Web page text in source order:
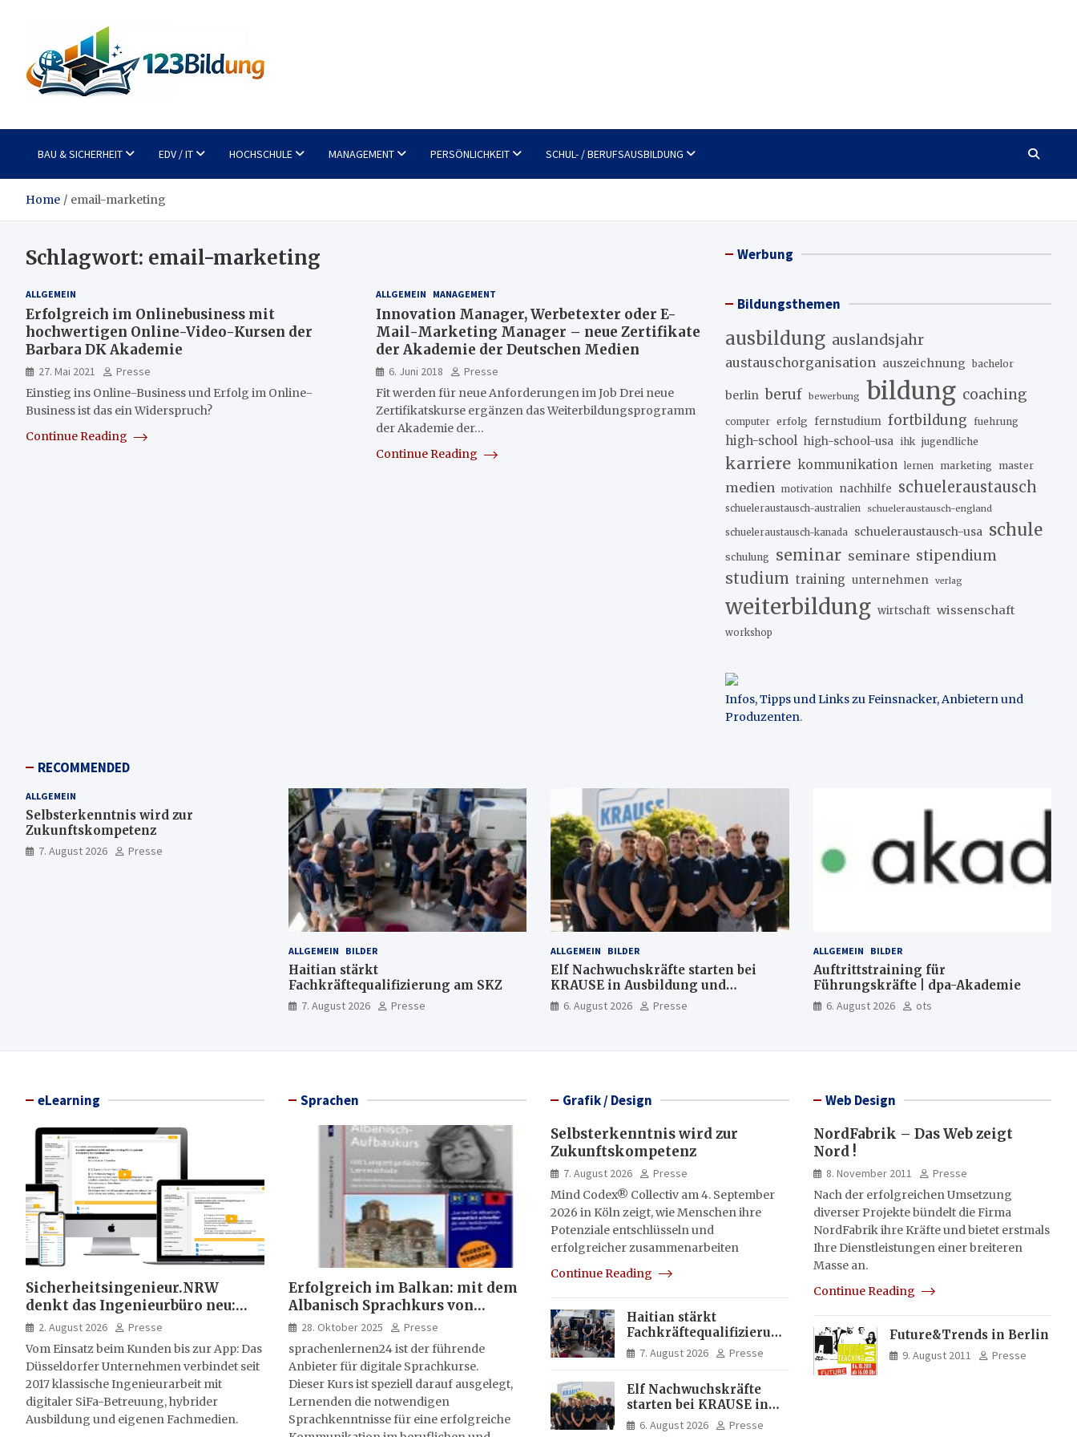
123Bildung
BAU & SICHERHEIT EDV / IT HOCHSCHULE MANAGEMENT PERSÖNLICHKEIT SCHUL- / BERUFSAUSBILDUNG
Home email-marketing
Schlagwort: email-marketing
ALLGEMEIN
Erfolgreich im Onlinebusiness mit
hochwertigen Online-Video-Kursen der
Barbara DK Akademie
27. Mai 2021
Presse
Einstieg ins Online-Business und Erfolg im Online-
Business ist das ein Widerspruch?
Continue Reading
ALLGEMEIN MANAGEMENT
Innovation Manager, Werbetexter oder E-
Mail-Marketing Manager – neue Zertifikate
der Akademie der Deutschen Medien
6. Juni 2018
Presse
Fit werden für neue Anforderungen im Job Drei neue
Zertifikatskurse ergänzen das Weiterbildungsprogramm
der Akademie der…
Continue Reading
Werbung
Bildungsthemen
ausbildung auslandsjahr
austauschorganisation auszeichnung bachelor
berlin beruf bewerbung bildung coaching
computer erfolg fernstudium fortbildung fuehrung
high-school high-school-usa ihk jugendliche
karriere kommunikation lernen marketing master
medien motivation nachhilfe schueleraustausch
schueleraustausch-australien schueleraustausch-england
schueleraustausch-kanada schueleraustausch-usa schule
schulung seminar seminare stipendium
studium training unternehmen verlag
weiterbildung wirtschaft wissenschaft
workshop
Infos, Tipps und Links zu Feinsnacker, Anbietern und
Produzenten.
RECOMMENDED
ALLGEMEIN
Selbsterkenntnis wird zur
Zukunftskompetenz
7. August 2026 Presse
ALLGEMEIN BILDER
Haitian stärkt
Fachkräftequalifizierung am SKZ
7. August 2026 Presse
ALLGEMEIN BILDER
Elf Nachwuchskräfte starten bei
KRAUSE in Ausbildung und
Jahrespraktikum
6. August 2026 Presse
ALLGEMEIN BILDER
Auftrittstraining für
Führungskräfte | dpa-Akademie
6. August 2026 ots
eLearning
Sicherheitsingenieur.NRW
denkt das Ingenieurbüro neu:
HSE-Beratung wird digital,
hybrid und multimedial
2. August 2026
Presse
Vom Einsatz beim Kunden bis zur App: Das
Düsseldorfer Unternehmen verbindet seit
2017 klassische Ingenieurarbeit mit
digitaler SiFa-Betreuung, hybrider
Ausbildung und eigenen Fachmedien.
Sprachen
Erfolgreich im Balkan: mit dem
Albanisch Sprachkurs von
sprachenlernen24
28. Oktober 2025
Presse
sprachenlernen24 ist der führende
Anbieter für digitale Sprachkurse.
Dieser Kurs ist speziell darauf ausgelegt,
Lernenden die notwendigen
Sprachkenntnisse für eine erfolgreiche
Grafik / Design
Selbsterkenntnis wird zur
Zukunftskompetenz
7. August 2026
Presse
Mind Codex® Collectiv am 4. September
2026 in Köln zeigt, wie Menschen ihre
Potenziale entschlüsseln und
erfolgreicher zusammenarbeiten
Continue Reading
Haitian stärkt
Fachkräftequalifizierung
am SKZ
7. August 2026 Presse
Elf Nachwuchskräfte
starten bei KRAUSE in
Ausbildung und
6. August 2026 Presse
Web Design
NordFabrik – Das Web zeigt
Nord !
8. November 2011
Presse
Nach der erfolgreichen Umsetzung
diverser Projekte bündelt die Firma
NordFabrik ihre Kräfte und bietet erstmals
Ihre Dienstleistungen einer breiteren
Masse an.
Continue Reading
Future&Trends in Berlin
9. August 2011 Presse